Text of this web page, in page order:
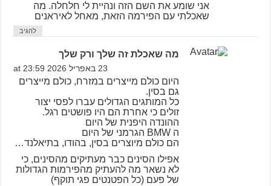
אני שומע את השם הזה ונהיית לי חלחלה. מה
שאכלתי עם הפירמה הזאת, מאחל לאיראנים
להגיב
מה שאכלת זה שלך ורק שלך
23 באפריל 2026 at 23:59
היום כולם מייצרים במזרח, כולם מייצרים
גם בסין.
כל המותגים הגדולים עברו לפסי יצור
זולים כי אחרת הם היו פושטים רגל.
ההונדה היפנית של היום
ה BMW הגרמני של היום
הם כולם מיוצרים בסין, בהודו, בתיאלנד…
אפילו הסינים כבר מעתיקים מהסינים, כי
לא נשאר מה להעתיק מהפירמות הגדולות
של פעם (כל הפטנטים פגי תוקף)